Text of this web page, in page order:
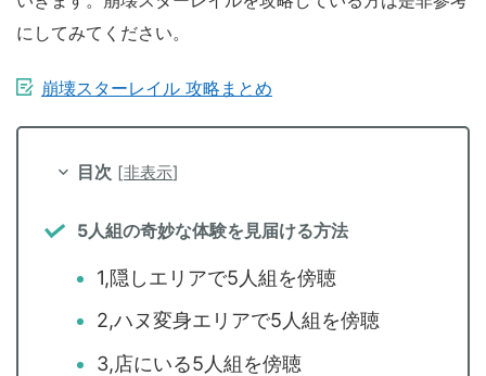
にしてみてください。
崩壊スターレイル 攻略まとめ
目次 [非表示]
5人組の奇妙な体験を見届ける方法
1,隠しエリアで5人組を傍聴
2,ハヌ変身エリアで5人組を傍聴
3,店にいる5人組を傍聴